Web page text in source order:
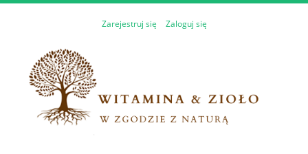
Zarejestruj się Zaloguj się